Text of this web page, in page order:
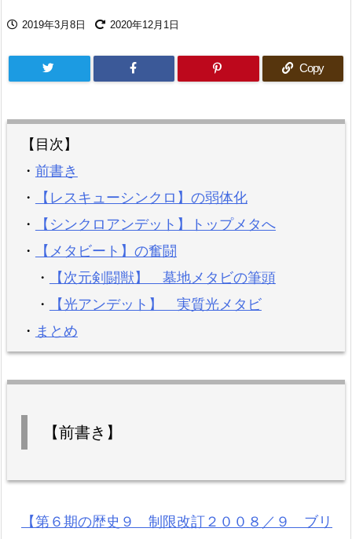
2019年3月8日 2020年12月1日
Copy
【目次】
・ 前書き
・
【レスキューシンクロ】の弱体化
・
【シンクロアンデット】トップメタへ
・
【メタビート】の奮闘
・
【次元剣闘獣】 墓地メタビの筆頭
・
【光アンデット】 実質光メタビ
・ まとめ
【前書き】
【第６期の歴史９ 制限改訂２００８／９ ブリ